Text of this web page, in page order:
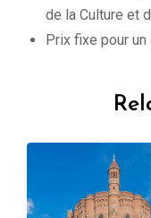
de la Culture et
Prix fixe pour